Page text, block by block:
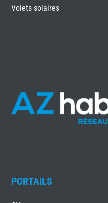
Volets solaires
PORTAILS